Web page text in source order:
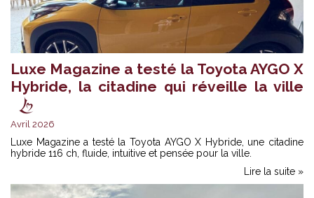
Luxe Magazine a testé la Toyota AYGO X
Hybride, la citadine qui réveille la ville
Avril 2026
Luxe Magazine a testé la Toyota AYGO X Hybride, une citadine
hybride 116 ch, fluide, intuitive et pensée pour la ville.
Lire la suite »